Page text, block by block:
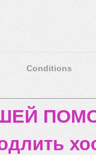
Conditions